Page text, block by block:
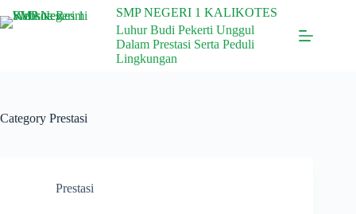
SMP NEGERI 1 KALIKOTES
Luhur Budi Pekerti Unggul
Dalam Prestasi Serta Peduli
Lingkungan
Category Prestasi
Prestasi